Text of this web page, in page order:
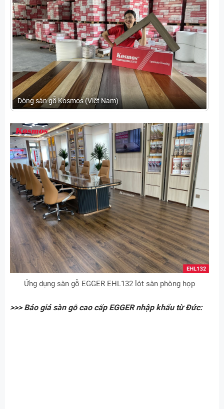
Dòng sàn gỗ Kosmos (Việt Nam)
Ứng dụng sàn gỗ EGGER EHL132 lót sàn phòng họp
>>> Báo giá sàn gỗ cao cấp EGGER nhập khẩu từ Đức: